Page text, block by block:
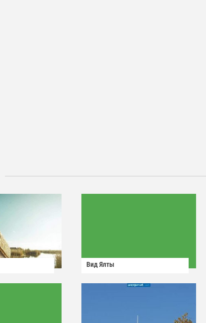
Вид Ялты